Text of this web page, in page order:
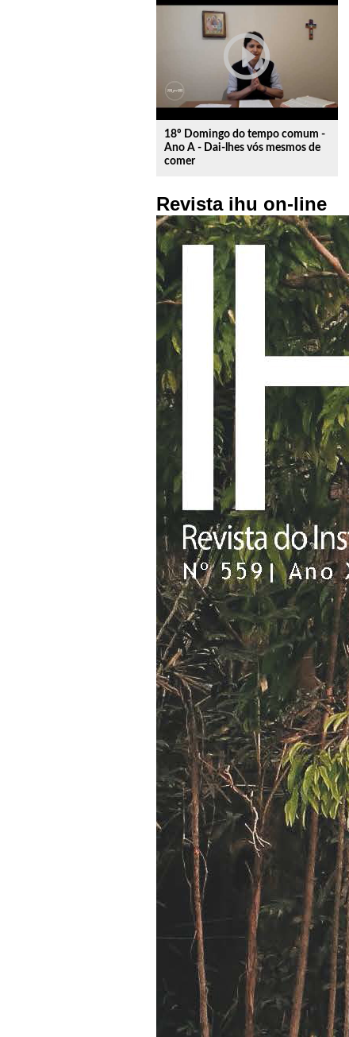
play_circle_outline
18º Domingo do tempo comum -
Ano A - Dai-lhes vós mesmos de
comer
Revista ihu on-line